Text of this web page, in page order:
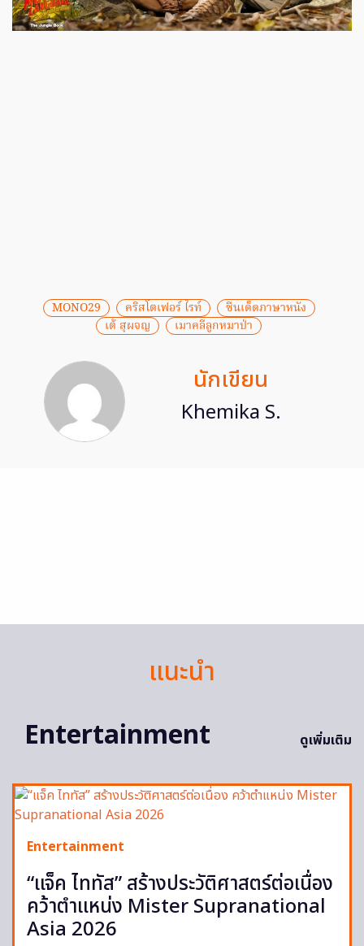
MONO29 คริสโตเฟอร์ ไรท์
ซีนเด็ดภาษาหนัง
เต้ สุผจญ
เมาคลีลูกหมาป่า
นักเขียน
Khemika S.
แนะนำ
Entertainment
ดูเพิ่มเติม
Entertainment
“แจ็ค ไททัส” สร้างประวัติศาสตร์ต่อเนื่อง
คว้าตำแหน่ง Mister Supranational
Asia 2026